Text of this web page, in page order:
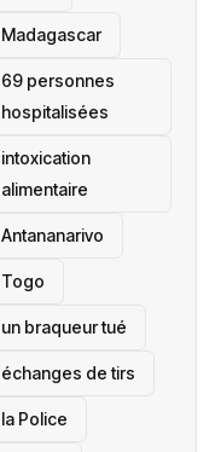
‎Madagascar
69 personnes
hospitalisées
intoxication
alimentaire
Antananarivo
‎Togo
un braqueur tué
échanges de tirs
la Police